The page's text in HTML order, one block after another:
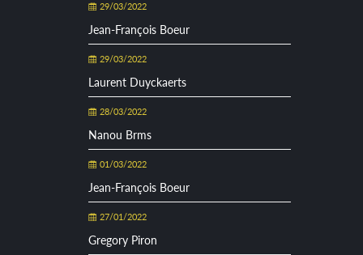
29/03/2022
Jean-François Boeur
29/03/2022
Laurent Duyckaerts
28/03/2022
Nanou Brms
01/03/2022
Jean-François Boeur
27/01/2022
Gregory Piron